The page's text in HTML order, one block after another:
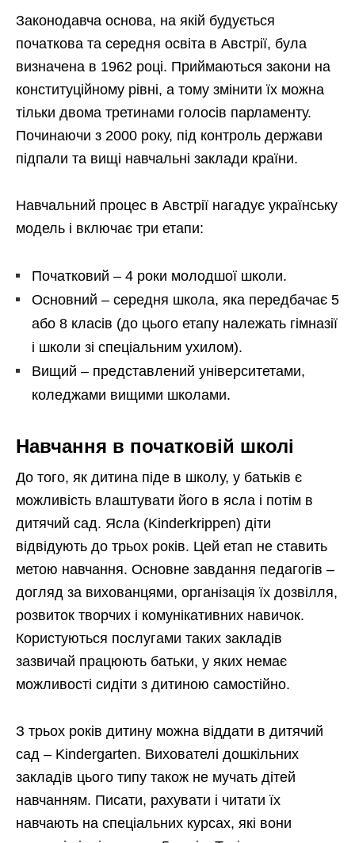
Законодавча основа, на якій будується
початкова та середня освіта в Австрії, була
визначена в 1962 році. Приймаються закони на
конституційному рівні, а тому змінити їх можна
тільки двома третинами голосів парламенту.
Починаючи з 2000 року, під контроль держави
підпали та вищі навчальні заклади країни.
Навчальний процес в Австрії нагадує українську
модель і включає три етапи:
Початковий – 4 роки молодшої школи.
Основний – середня школа, яка передбачає 5
або 8 класів (до цього етапу належать гімназії
і школи зі спеціальним ухилом).
Вищий – представлений університетами,
коледжами вищими школами.
Навчання в початковій школі
До того, як дитина піде в школу, у батьків є
можливість влаштувати його в ясла і потім в
дитячий сад. Ясла (Kinderkrippen) діти
відвідують до трьох років. Цей етап не ставить
метою навчання. Основне завдання педагогів –
догляд за вихованцями, організація їх дозвілля,
розвиток творчих і комунікативних навичок.
Користуються послугами таких закладів
зазвичай працюють батьки, у яких немає
можливості сидіти з дитиною самостійно.
З трьох років дитину можна віддати в дитячий
сад – Kindergarten. Вихователі дошкільних
закладів цього типу також не мучать дітей
навчанням. Писати, рахувати і читати їх
навчають на спеціальних курсах, які вони